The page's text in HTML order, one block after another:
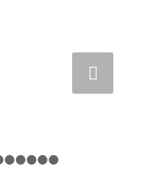
1 2 3 4 5 6